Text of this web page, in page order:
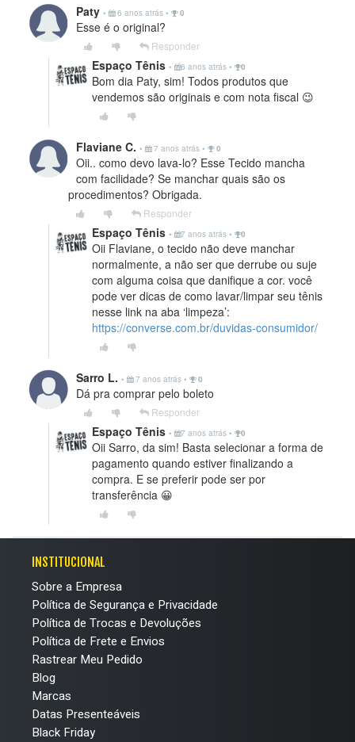
Paty • 6 anos atrás • 0
Esse é o original?
Responder
Espaço Tênis • 6 anos atrás • 0
Bom dia Paty, sim! Todos produtos que
vendemos são originais e com nota fiscal 😉
Flaviane C. • 7 anos atrás • 0
Oii.. como devo lava-lo? Esse Tecido mancha
com facilidade? Se manchar quais são os
procedimentos? Obrigada.
Responder
Espaço Tênis • 7 anos atrás • 0
Oii Flaviane, o tecido não deve manchar
normalmente, a não ser que derrube ou suje
com alguma coisa que danifique a cor. você
pode ver dicas de como lavar/limpar seu tênis
nesse link na aba ‘limpeza’:
https://converse.com.br/duvidas-consumidor/
Sarro L. • 7 anos atrás • 0
Dá pra comprar pelo boleto
Responder
Espaço Tênis • 7 anos atrás • 0
Oii Sarro, da sim! Basta selecionar a forma de
pagamento quando estiver finalizando a
compra. E se preferir pode ser por
transferência 😀
INSTITUCIONAL
Sobre a Empresa
Política de Segurança e Privacidade
Política de Trocas e Devoluções
Política de Frete e Envios
Rastrear Meu Pedido
Blog
Marcas
Datas Presenteáveis
Black Friday